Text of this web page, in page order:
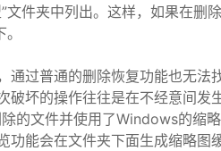
文件夹中列出。这样，如果在
通过普通的删除恢复功能也无
破坏的操作往往是在不经意间发
的文件并使用了Windows的缩
功能会在文件夹下面生成缩略